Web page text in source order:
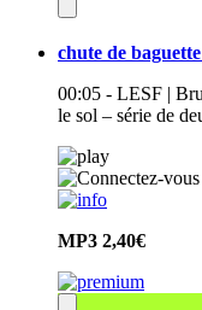
chute de
00:05 - LESF |
le sol – série de
MP3 2,40€